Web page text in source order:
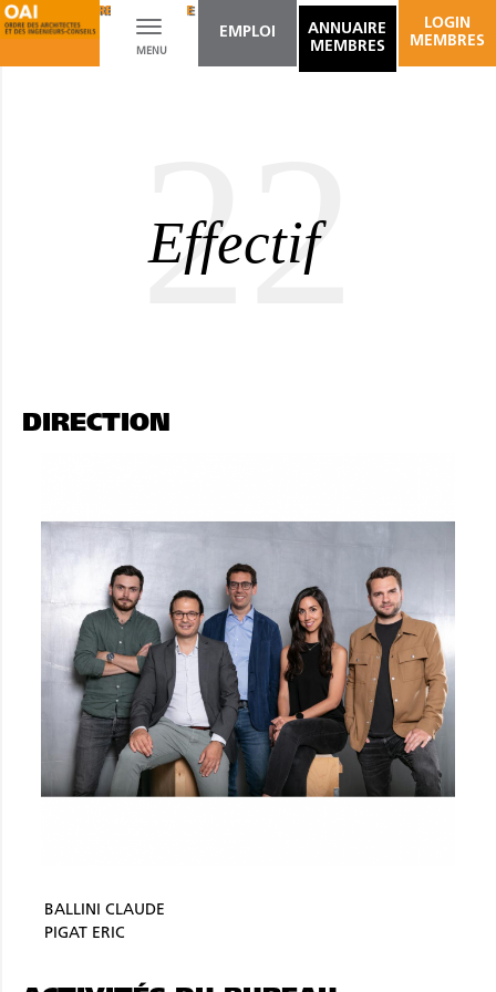
Toggle
navigation
MENU
EMPLOI
ANNUAIRE
MEMBRES
LOGIN
MEMBRES
ARCHITECTURE DU PAYSAGE
22
Effectif
DIRECTION
BALLINI CLAUDE
PIGAT ERIC